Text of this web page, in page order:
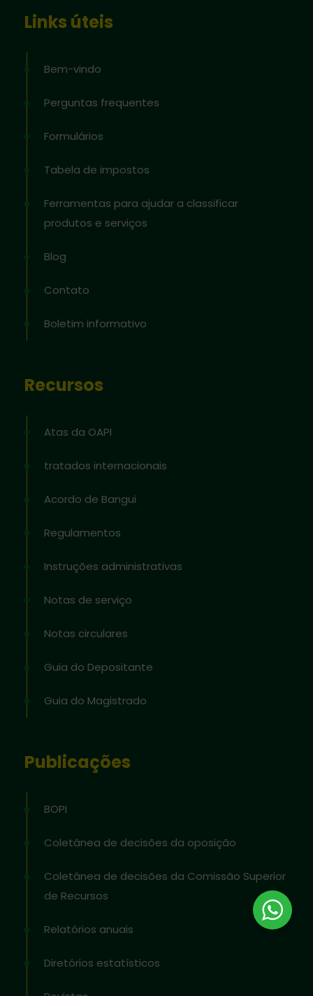
Links úteis
Bem-vindo
Perguntas frequentes
Formulários
Tabela de impostos
Ferramentas para ajudar a classificar
produtos e serviços
Blog
Contato
Boletim informativo
Recursos
Atas da OAPI
tratados internacionais
Acordo de Bangui
Regulamentos
Instruções administrativas
Notas de serviço
Notas circulares
Guia do Depositante
Guia do Magistrado
Publicações
BOPI
Coletânea de decisões da oposição
Coletânea de decisões da Comissão Superior
de Recursos
Relatórios anuais
Diretórios estatísticos